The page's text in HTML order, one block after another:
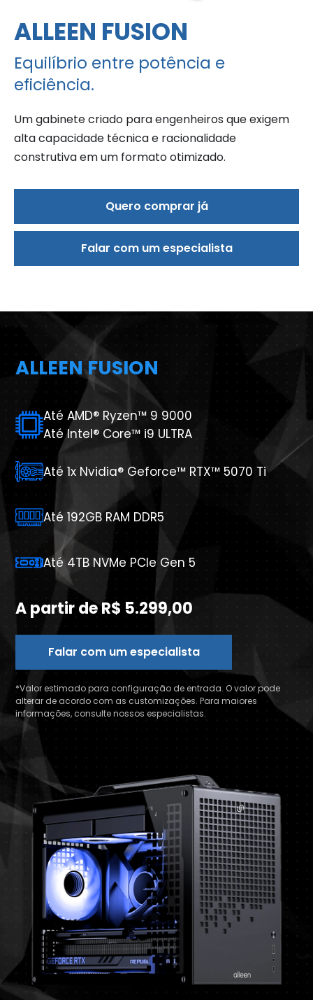
ALLEEN FUSION
Equilíbrio entre potência e
eficiência.
Um gabinete criado para engenheiros que exigem
alta capacidade técnica e racionalidade
construtiva em um formato otimizado.
Quero comprar já
Falar com um especialista
ALLEEN FUSION
Até AMD® Ryzen™ 9 9000
Até Intel® Core™ i9 ULTRA
Até 1x Nvidia® Geforce™ RTX™ 5070 Ti
Até 192GB RAM DDR5
Até 4TB NVMe PCIe Gen 5
A partir de R$ 5.299,00
Falar com um especialista
*Valor estimado para configuração de entrada. O valor pode
alterar de acordo com as customizações. Para maiores
informações, consulte nossos especialistas.